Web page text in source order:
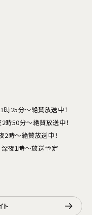
25分～絶賛放送中！
時50分～絶賛放送中！
時～絶賛放送中！
夜1時～放送予定
ト